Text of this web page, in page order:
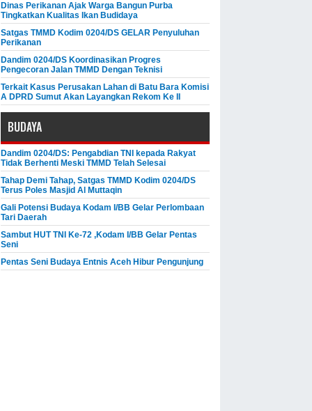
Dinas Perikanan Ajak Warga Bangun Purba
Tingkatkan Kualitas Ikan Budidaya
Satgas TMMD Kodim 0204/DS GELAR Penyuluhan
Perikanan
Dandim 0204/DS Koordinasikan Progres
Pengecoran Jalan TMMD Dengan Teknisi
Terkait Kasus Perusakan Lahan di Batu Bara Komisi
A DPRD Sumut Akan Layangkan Rekom Ke II
BUDAYA
Dandim 0204/DS: Pengabdian TNI kepada Rakyat
Tidak Berhenti Meski ​TMMD Telah Selesai
Tahap Demi Tahap, Satgas TMMD Kodim 0204/DS
Terus Poles Masjid Al Muttaqin
Gali Potensi Budaya Kodam I/BB Gelar Perlombaan
Tari Daerah
Sambut HUT TNI Ke-72 ,Kodam I/BB Gelar Pentas
Seni
Pentas Seni Budaya Entnis Aceh Hibur Pengunjung